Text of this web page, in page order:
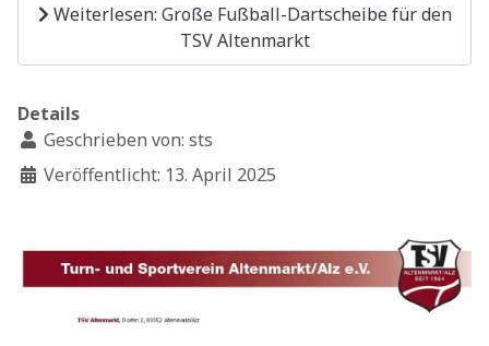
Weiterlesen: Große Fußball-Dartscheibe für den
TSV Altenmarkt
Details
Geschrieben von: sts
Veröffentlicht: 13. April 2025